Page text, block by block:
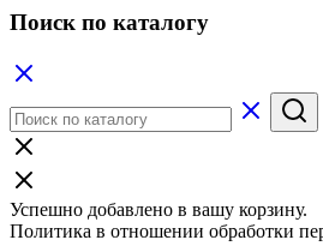
Поиск по каталогу
Успешно добавлено в вашу корзину.
Политика в отношении обработки